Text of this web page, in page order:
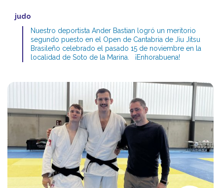
judo
Nuestro deportista Ander Bastian logró un meritorio
segundo puesto en el Open de Cantabria de Jiu Jitsu
Brasileño celebrado el pasado 15 de noviembre en la
localidad de Soto de la Marina. ¡Enhorabuena!